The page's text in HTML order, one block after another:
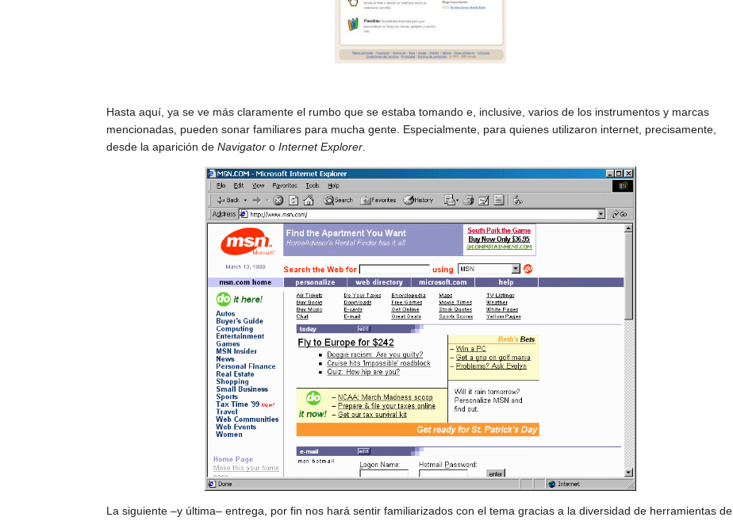
Hasta aquí, ya se ve más claramente el rumbo que se estaba tomando e, inclusive, varios de los instrumentos y marcas
mencionadas, pueden sonar familiares para mucha gente. Especialmente, para quienes utilizaron internet, precisamente,
desde la aparición deNavigator oInternet Explorer.
La siguiente –y última– entrega, por fin nos hará sentir familiarizados con el tema gracias a la diversidad de herramientas de